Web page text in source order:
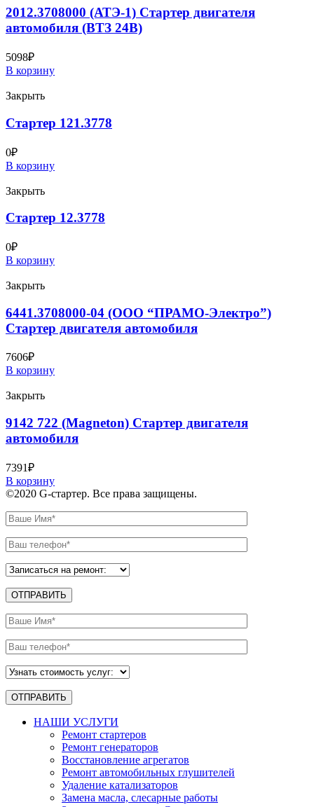
2012.3708000 (АТЭ-1) Стартер двигателя
автомобиля (ВТЗ 24В)
5098₽
В корзину
Закрыть
Стартер 121.3778
0₽
В корзину
Закрыть
Стартер 12.3778
0₽
В корзину
Закрыть
6441.3708000-04 (ООО “ПРАМО-Электро”)
Стартер двигателя автомобиля
7606₽
В корзину
Закрыть
9142 722 (Magneton) Стартер двигателя
автомобиля
7391₽
В корзину
©2020 G-стартер. Все права защищены.
НАШИ УСЛУГИ
Ремонт стартеров
Ремонт генераторов
Восстановление агрегатов
Ремонт автомобильных глушителей
Удаление катализаторов
Замена масла, слесарные работы